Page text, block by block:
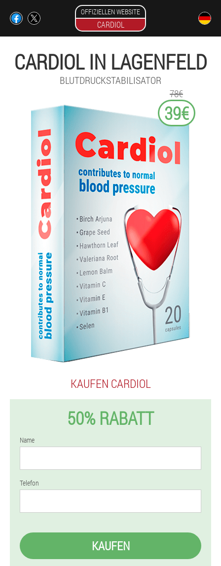
OFFIZIELLEN WEBSITE
CARDIOL
CARDIOL IN LAGENFELD
BLUTDRUCKSTABILISATOR
78€
39€
KAUFEN CARDIOL
50% RABATT
Name
Telefon
KAUFEN